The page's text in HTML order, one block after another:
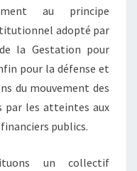
au principe
adopté par
la Gestation pour
pour la défense et
du mouvement des
par les atteintes aux
publics.
un collectif